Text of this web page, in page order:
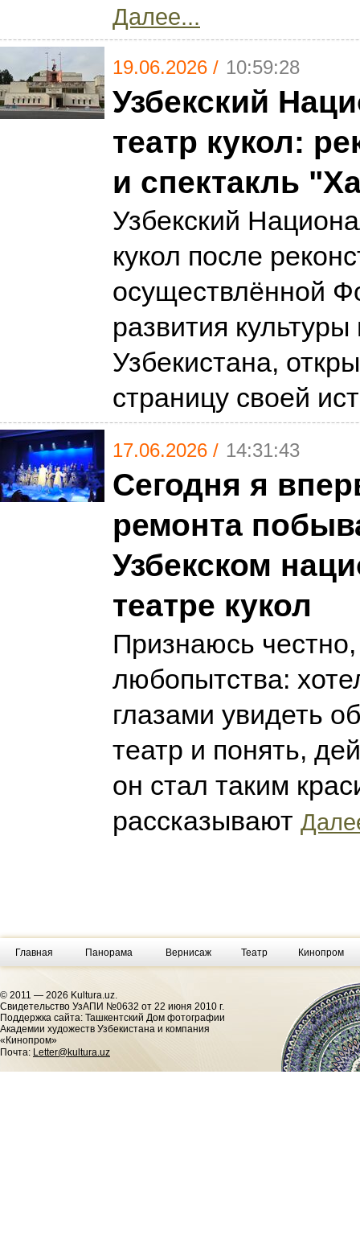
Далее...
19.06.2026 / 10:59:28
Узбекский
театр кукол:
и спектакль
Узбекский
кукол после
осуществлённой
развития культуры
Узбекистана,
страницу своей
17.06.2026 / 14:31:43
Сегодня я
ремонта
Узбекском
театре кукол
Признаюсь
любопытства:
глазами увидеть
театр и понять,
он стал таким
рассказывают
Главная Панорама Вернисаж Театр Кинопром
© 2011 — 2026 Kultura.uz.
Cвидетельство УзАПИ №0632 от 22 июня 2010 г.
Поддержка сайта: Ташкентский Дом фотографии
Академии художеств Узбекистана и компания
«Кинопром»
Почта: Letter@kultura.uz